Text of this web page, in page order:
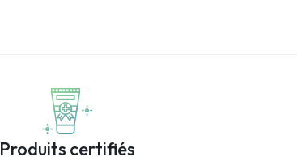
Produits certifiés